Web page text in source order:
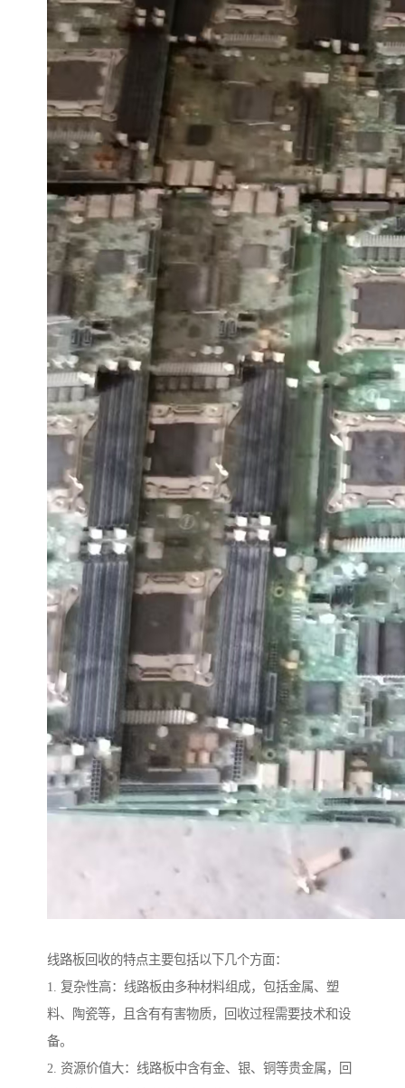
线路板回收的特点主要包括以下几个方面：
1. 复杂性高：线路板由多种材料组成，包括金属、塑
料、陶瓷等，且含有有害物质，回收过程需要技术和设
备。
2. 资源价值大：线路板中含有金、银、铜等贵金属，回